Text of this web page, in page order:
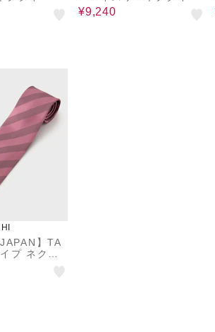
¥9,240
】TA
プ ネクタ